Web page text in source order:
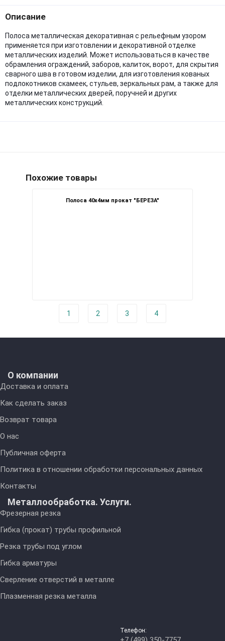
Описание
Полоса металлическая декоративная с рельефным узором
применяется при изготовлении и декоративной отделке
металлических изделий. Может использоваться в качестве
обрамления ограждений, заборов, калиток, ворот, для скрытия
сварного шва в готовом изделии, для изготовления кованых
подлокотников скамеек, стульев, зеркальных рам, а также для
отделки металлических дверей, поручней и других
металлических конструкций.
Похожие товары
Полоса 40х4мм прокат "БЕРЕЗА"
1 2 3 4
О компании
Доставка и оплата
Как сделать заказ
Возврат товара
О нас
Публичная оферта
Политика в отношении обработки персональных данных
Контакты
Металлообработка. Услуги.
Фрезерная резка
Гибка (прокат) трубы профильной
Резка трубы под углом
Гибка арматуры
Сверление отверстий в металле
Плазменная резка металла
Телефон: